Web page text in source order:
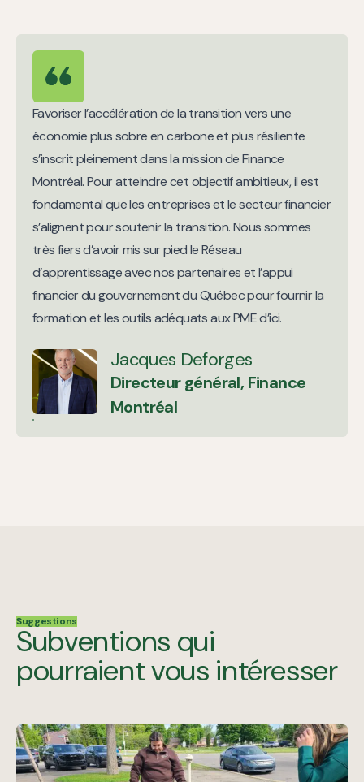
Favoriser l’accélération de la transition vers une
économie plus sobre en carbone et plus résiliente
s’inscrit pleinement dans la mission de Finance
Montréal. Pour atteindre cet objectif ambitieux, il est
fondamental que les entreprises et le secteur financier
s’alignent pour soutenir la transition. Nous sommes
très fiers d’avoir mis sur pied le Réseau
d’apprentissage avec nos partenaires et l’appui
financier du gouvernement du Québec pour fournir la
formation et les outils adéquats aux PME d’ici.
Jacques Deforges
Directeur général, Finance
Montréal
Suggestions
Subventions qui
pourraient vous intéresser